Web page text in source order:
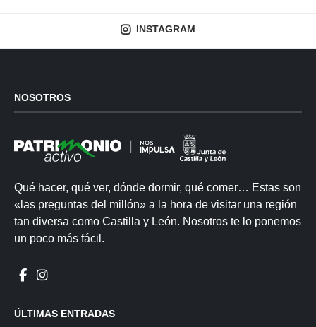
INSTAGRAM
NOSOTROS
Qué hacer, qué ver, dónde dormir, qué comer… Estas son
«las preguntas del millón» a la hora de visitar una región
tan diversa como Castilla y León. Nosotros te lo ponemos
un poco más fácil.
ÚLTIMAS ENTRADAS